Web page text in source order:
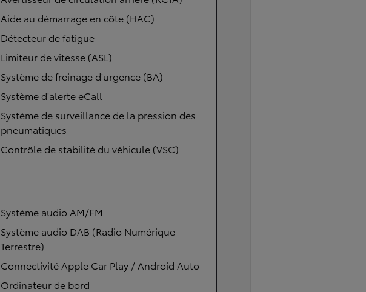
Aide au démarrage en côte (HAC)
Détecteur de fatigue
Limiteur de vitesse (ASL)
Système de freinage d'urgence (BA)
Système d'alerte eCall
Système de surveillance de la pression des
pneumatiques
Contrôle de stabilité du véhicule (VSC)
Système audio AM/FM
Système audio DAB (Radio Numérique
Terrestre)
Connectivité Apple Car Play / Android Auto
Ordinateur de bord